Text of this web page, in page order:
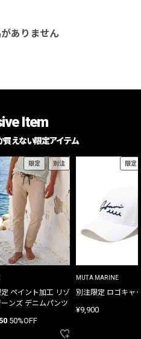
ありません
Item
買えない限定アイテム
限定 別注
ペイント加工 リゾ
ンズ デニムパンツ
50%OFF
限定
MUTA MARINE
別注限定 ロゴキャ
¥9,900